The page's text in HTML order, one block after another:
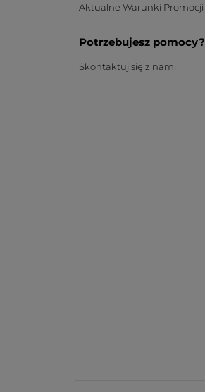
Aktualne Warunki Promocji
Potrzebujesz pomocy?
Skontaktuj się z nami